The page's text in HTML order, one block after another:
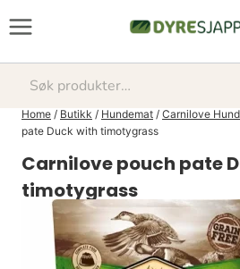
Søk
etter:
Home / Butikk / Hundemat / Carnilove
pate Duck with timotygrass
Carnilove pouch pate
timotygrass